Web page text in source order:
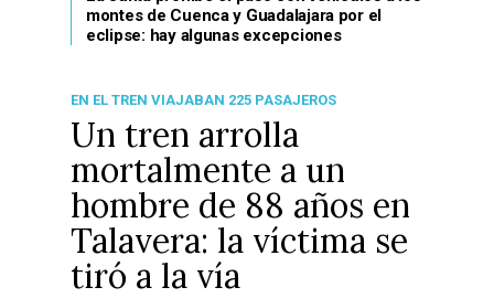
montes de Cuenca y Guadalajara por el
eclipse: hay algunas excepciones
EN EL TREN VIAJABAN 225 PASAJEROS
Un tren arrolla
mortalmente a un
hombre de 88 años en
Talavera: la víctima se
tiró a la vía